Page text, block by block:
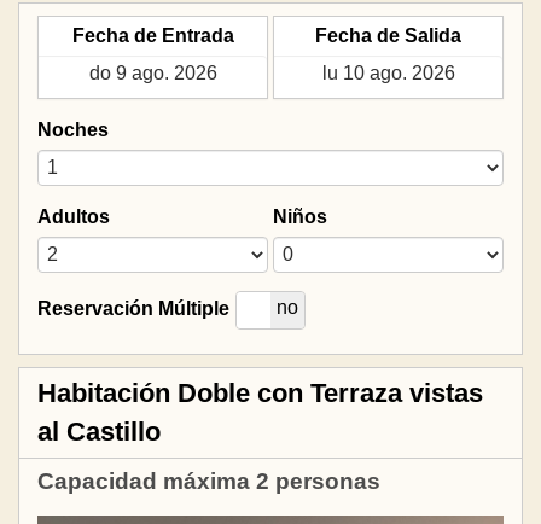
Fecha de Entrada Fecha de Salida
Noches
Adultos Niños
Reservación Múltiple
si no
Habitación Doble con Terraza vistas
al Castillo
Capacidad máxima 2 personas